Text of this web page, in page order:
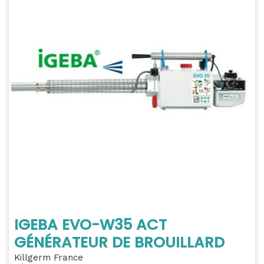
IGEBA EVO-W35 ACT
GÉNÉRATEUR DE BROUILLARD
Killgerm France